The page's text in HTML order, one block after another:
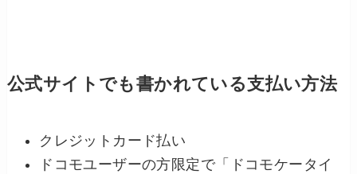
公式サイトでも書かれている支払い方法
クレジットカード払い
ドコモユーザーの方限定で「ドコモケータイ